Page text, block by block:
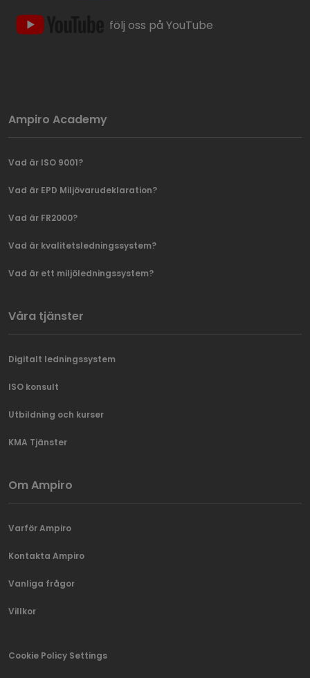
följ oss på YouTube
Ampiro Academy
Vad är ISO 9001?
Vad är EPD Miljövarudeklaration?
Vad är FR2000?
Vad är kvalitetsledningssystem?
Vad är ett miljöledningssystem?
Våra tjänster
Digitalt ledningssystem
ISO konsult
Utbildning och kurser
KMA Tjänster
Om Ampiro
Varför Ampiro
Kontakta Ampiro
Vanliga frågor
Villkor
Cookie Policy Settings